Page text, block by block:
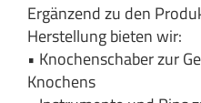
Ergänzend zu den
Herstellung bieten wir:
• Knochenschaber zur
Knochens